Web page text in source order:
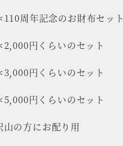
110周年記念のお財布セット
2,000円くらいのセット
3,000円くらいのセット
5,000円くらいのセット
山の方にお配り用